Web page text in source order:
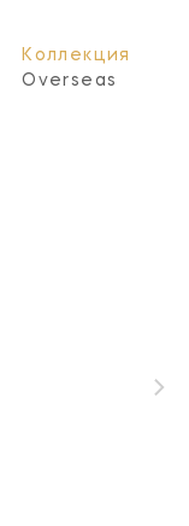
Коллекция
Overseas